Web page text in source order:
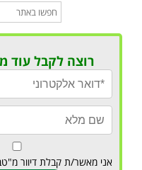
רוצה לקבל עוד
אני מאשר/ת קבלת דיוור